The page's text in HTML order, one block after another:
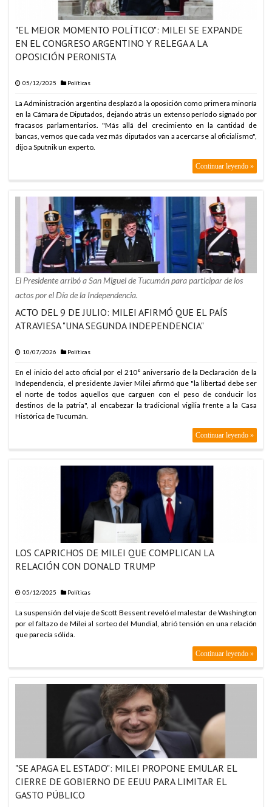
"EL MEJOR MOMENTO POLÍTICO": MILEI SE EXPANDE
EN EL CONGRESO ARGENTINO Y RELEGA A LA
OPOSICIÓN PERONISTA
05/12/2025 Políticas
La Administración argentina desplazó a la oposición como primera minoría
en la Cámara de Diputados, dejando atrás un extenso período signado por
fracasos parlamentarios. "Más allá del crecimiento en la cantidad de
bancas, vemos que cada vez más diputados van a acercarse al oficialismo",
dijo a Sputnik un experto.
Continuar leyendo »
El Presidente arribó a San Miguel de Tucumán para participar de los
actos por el Día de la Independencia.
ACTO DEL 9 DE JULIO: MILEI AFIRMÓ QUE EL PAÍS
ATRAVIESA "UNA SEGUNDA INDEPENDENCIA"
10/07/2026 Políticas
En el inicio del acto oficial por el 210° aniversario de la Declaración de la
Independencia, el presidente Javier Milei afirmó que "la libertad debe ser
el norte de todos aquellos que carguen con el peso de conducir los
destinos de la patria", al encabezar la tradicional vigilia frente a la Casa
Histórica de Tucumán.
Continuar leyendo »
LOS CAPRICHOS DE MILEI QUE COMPLICAN LA
RELACIÓN CON DONALD TRUMP
05/12/2025 Políticas
La suspensión del viaje de Scott Bessent reveló el malestar de Washington
por el faltazo de Milei al sorteo del Mundial, abrió tensión en una relación
que parecía sólida.
Continuar leyendo »
"SE APAGA EL ESTADO": MILEI PROPONE EMULAR EL
CIERRE DE GOBIERNO DE EEUU PARA LIMITAR EL
GASTO PÚBLICO